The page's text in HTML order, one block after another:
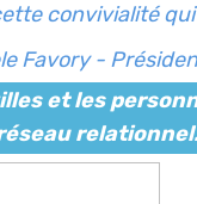
convivialité
Favory -
et les